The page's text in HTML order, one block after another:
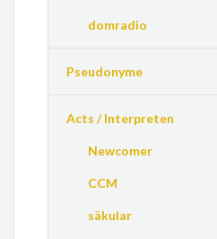
domradio
Pseudonyme
Acts / Interpreten
Newcomer
CCM
säkular